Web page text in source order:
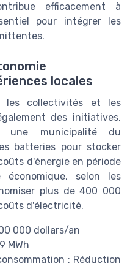
efficacement à
pour intégrer les
locales
les collectivités et les
des initiatives.
une municipalité du
batteries pour stocker
d'énergie en période
selon les
plus de 400 000
d'électricité.
000 dollars/an
MWh
: Réduction